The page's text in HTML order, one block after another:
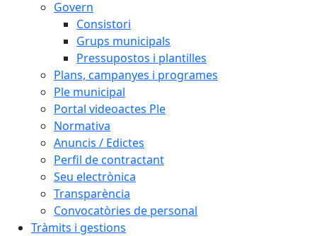
Govern
Consistori
Grups municipals
Pressupostos i plantilles
Plans, campanyes i programes
Ple municipal
Portal videoactes Ple
Normativa
Anuncis / Edictes
Perfil de contractant
Seu electrònica
Transparència
Convocatòries de personal
Tràmits i gestions